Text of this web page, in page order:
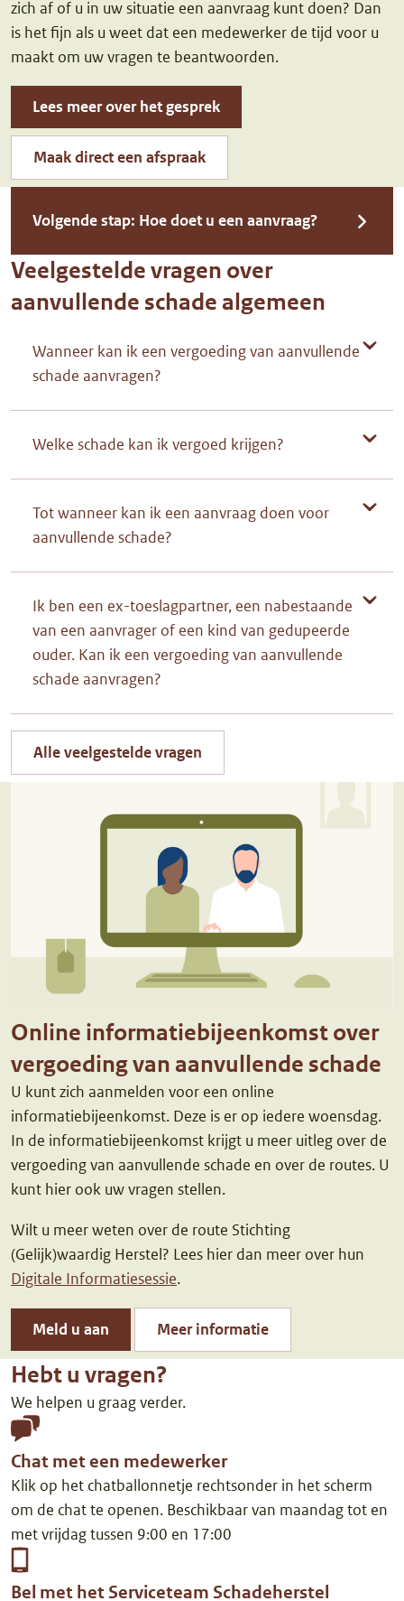
zich af of u in uw situatie een aanvraag kunt doen? Dan
is het fijn als u weet dat een medewerker de tijd voor u
maakt om uw vragen te beantwoorden.
Lees meer over het gesprek
Maak direct een afspraak
Volgende stap: Hoe doet u een aanvraag?
Veelgestelde vragen over
aanvullende schade algemeen
Wanneer kan ik een vergoeding van aanvullende
schade aanvragen?
Welke schade kan ik vergoed krijgen?
Tot wanneer kan ik een aanvraag doen voor
aanvullende schade?
Ik ben een ex-toeslagpartner, een nabestaande
van een aanvrager of een kind van gedupeerde
ouder. Kan ik een vergoeding van aanvullende
schade aanvragen?
Alle veelgestelde vragen
Online informatiebijeenkomst over
vergoeding van aanvullende schade
U kunt zich aanmelden voor een online
informatiebijeenkomst. Deze is er op iedere woensdag.
In de informatiebijeenkomst krijgt u meer uitleg over de
vergoeding van aanvullende schade en over de routes. U
kunt hier ook uw vragen stellen.
Wilt u meer weten over de route Stichting
(Gelijk)waardig Herstel? Lees hier dan meer over hun
Digitale Informatiesessie.
Meld u aan Meer informatie
Hebt u vragen?
We helpen u graag verder.
Chat met een medewerker
Klik op het chatballonnetje rechtsonder in het scherm
om de chat te openen. Beschikbaar van maandag tot en
met vrijdag tussen 9:00 en 17:00
Bel met het Serviceteam Schadeherstel